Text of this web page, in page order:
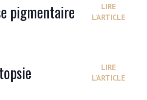
pigmentaire
LIRE
L'ARTICLE
LIRE
L'ARTICLE